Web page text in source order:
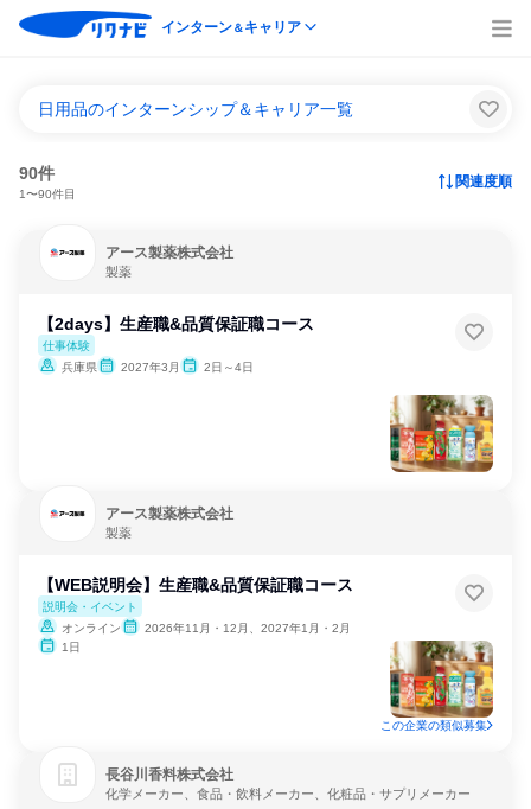
インターン＆キャリア
日用品のインターンシップ＆キャリア一覧
90件
1〜90件目
関連度順
アース製薬株式会社
製薬
【2days】生産職&品質保証職コース
仕事体験
兵庫県
2027年3月 2日～4日
アース製薬株式会社
製薬
【WEB説明会】生産職&品質保証職コース
説明会・イベント
オンライン
2026年11月・12月、2027年1月・2月
1日
この企業の類似募集
長谷川香料株式会社
化学メーカー、食品・飲料メーカー、化粧品・サプリメーカー